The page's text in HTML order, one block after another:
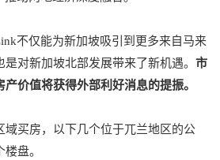
不仅能为新加坡吸引到更多来自马来
是对新加坡北部发展带来了新机遇。市
价值将获得外部利好消息的提振。
域买房，以下几个位于兀兰地区的公
盘。